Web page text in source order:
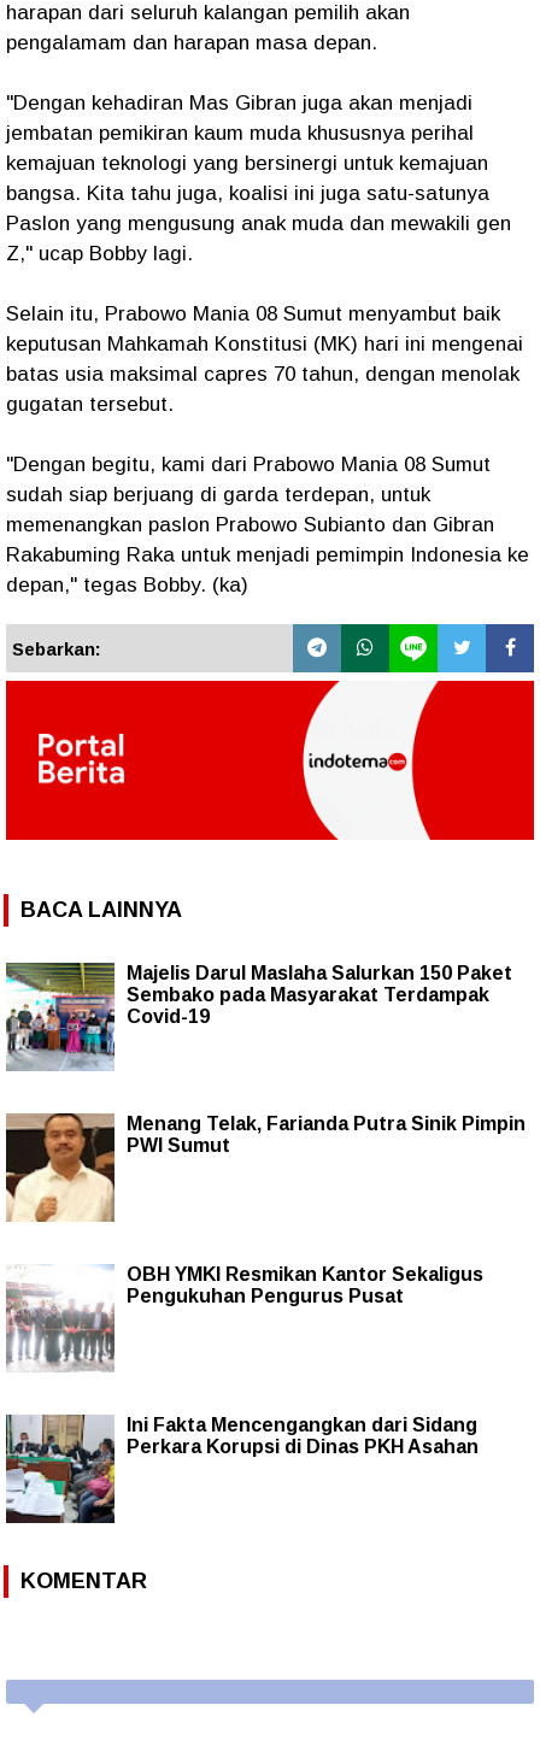
harapan dari seluruh kalangan pemilih akan
pengalamam dan harapan masa depan.
"Dengan kehadiran Mas Gibran juga akan menjadi
jembatan pemikiran kaum muda khususnya perihal
kemajuan teknologi yang bersinergi untuk kemajuan
bangsa. Kita tahu juga, koalisi ini juga satu-satunya
Paslon yang mengusung anak muda dan mewakili gen
Z," ucap Bobby lagi.
Selain itu, Prabowo Mania 08 Sumut menyambut baik
keputusan Mahkamah Konstitusi (MK) hari ini mengenai
batas usia maksimal capres 70 tahun, dengan menolak
gugatan tersebut.
"Dengan begitu, kami dari Prabowo Mania 08 Sumut
sudah siap berjuang di garda terdepan, untuk
memenangkan paslon Prabowo Subianto dan Gibran
Rakabuming Raka untuk menjadi pemimpin Indonesia ke
depan," tegas Bobby. (ka)
Sebarkan:
BACA LAINNYA
Majelis Darul Maslaha Salurkan 150 Paket
Sembako pada Masyarakat Terdampak
Covid-19
Menang Telak, Farianda Putra Sinik Pimpin
PWI Sumut
OBH YMKI Resmikan Kantor Sekaligus
Pengukuhan Pengurus Pusat
Ini Fakta Mencengangkan dari Sidang
Perkara Korupsi di Dinas PKH Asahan
KOMENTAR